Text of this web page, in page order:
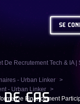
SE
De Recrutement Tech & IA
- Urban Linker
- Urban Linker
De Financement
CAS